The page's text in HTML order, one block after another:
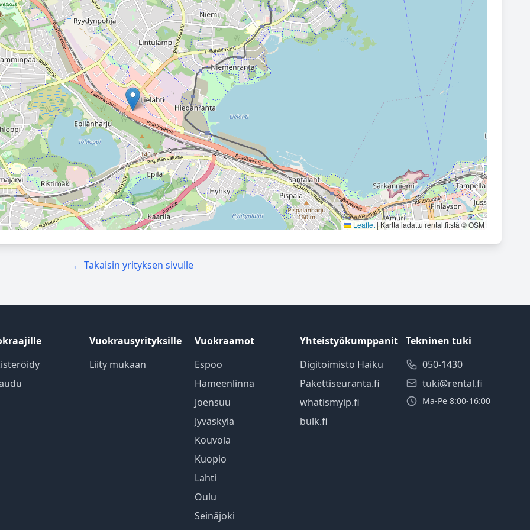
Leaflet |Kartta ladattu rental.fi:stä © OSM
← Takaisin yrityksen sivulle
Vuokrausyrityksille
Liity mukaan
Vuokraamot
Espoo
Hämeenlinna
Joensuu
Jyväskylä
Kouvola
Kuopio
Lahti
Oulu
Seinäjoki
Yhteistyökumppanit
Digitoimisto Haiku
Pakettiseuranta.fi
whatismyip.fi
bulk.fi
Tekninen tuki
050-1430
tuki@rental.fi
Ma-Pe 8:00-16:00